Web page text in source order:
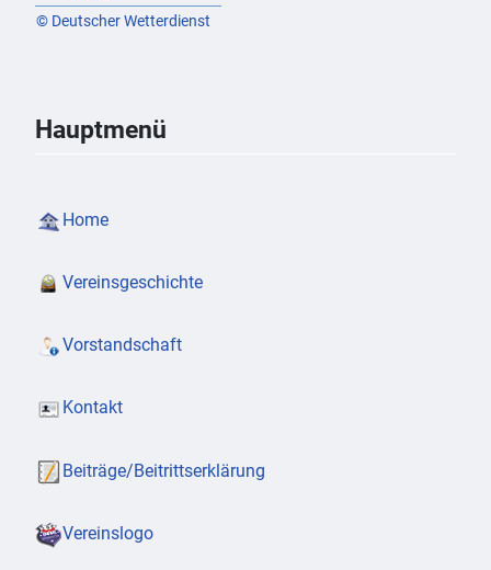
Hauptmenü
Home
Vereinsgeschichte
Vorstandschaft
Kontakt
Beiträge/Beitrittserklärung
Vereinslogo
© Deutscher Wetterdienst